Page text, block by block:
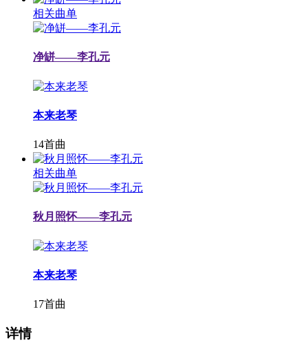
相关曲单
净缾——李孔元
本来老琴
14首曲
相关曲单
秋月照怀——李孔元
本来老琴
17首曲
详情